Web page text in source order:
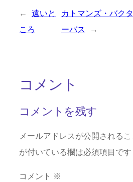
←
遠いと
ころ
カトマンズ・バク
ーバス
→
コメント
コメントを残す
メールアドレスが公開されるこ
が付いている欄は必須項目です
コメント ※